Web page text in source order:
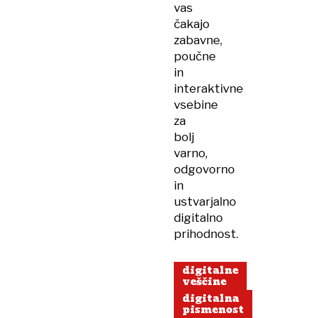
vas
čakajo
zabavne,
poučne
in
interaktivne
vsebine
za
bolj
varno,
odgovorno
in
ustvarjalno
digitalno
prihodnost.
digitalne
veščine
digitalna
pismenost